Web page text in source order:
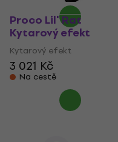
Proco Lil' Rat
Kytarový efekt
Kytarový efekt
3 021 Kč
Na cestě